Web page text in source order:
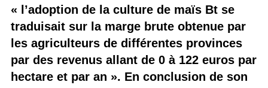
« l’adoption de la culture de maïs Bt se
traduisait sur la marge brute obtenue par
les agriculteurs de différentes provinces
par des revenus allant de 0 à 122 euros par
hectare et par an ». En conclusion de son